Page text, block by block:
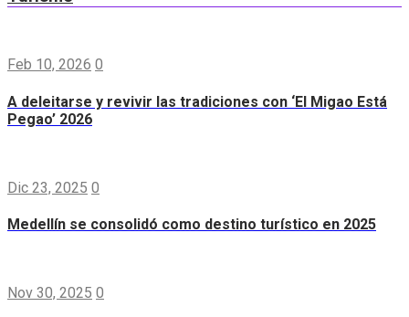
Feb 10, 2026 0
A deleitarse y revivir las tradiciones con ‘El Migao Está
Pegao’ 2026
Dic 23, 2025 0
Medellín se consolidó como destino turístico en 2025
Nov 30, 2025 0